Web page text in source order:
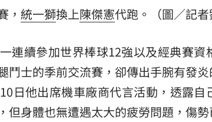
」逐漸成形 12:00
9/12登場！ 10:30
掀足球熱潮 10:00
食！ 18:15
， 統一獅換上陳傑憲代跑。（圖／記者
連續參加世界棒球12強以及經典賽資
鬥士的季前交流賽，卻傳出手腕有發
日他出席機車廠商代言活動，透露
但身體也無遭遇太大的疲勞問題，傷勢